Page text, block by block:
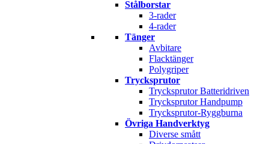
Stålborstar
3-rader
4-rader
Tänger
Avbitare
Flacktänger
Polygriper
Trycksprutor
Trycksprutor Batteridriven
Trycksprutor Handpump
Trycksprutor-Ryggburna
Övriga Handverktyg
Diverse smått